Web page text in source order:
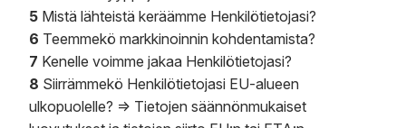
5 Mistä lähteistä keräämme Henkilötietojasi?
6 Teemmekö markkinoinnin kohdentamista?
7 Kenelle voimme jakaa Henkilötietojasi?
8 Siirrämmekö Henkilötietojasi EU-alueen
ulkopuolelle? => Tietojen säännönmukaiset